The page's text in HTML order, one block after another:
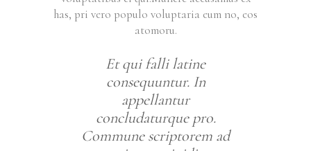
has, pri vero populo voluptaria eum no, eos
atomoru.
Et qui falli latine
consequuntur. In
appellantur
concludaturque pro.
Commune scriptorem ad